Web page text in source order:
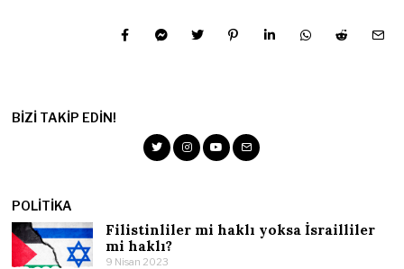
BIZI TAKIP EDIN!
POLITIKA
Filistinliler mi haklı yoksa İsrailliler
mi haklı?
9 Nisan 2023